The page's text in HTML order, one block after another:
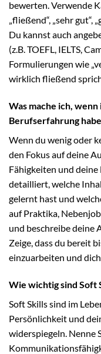
bewerten. Verwende
„fließend“, „sehr gut“,
Du kannst auch
(z.B. TOEFL, IELTS,
Formulierungen wie
wirklich fließend
Was mache ich,
Berufserfahrung
Wenn du wenig oder
den Fokus auf deine
Fähigkeiten und
detailliert, welche
gelernt hast und
auf Praktika,
und beschreibe deine
Zeige, dass du bereit
einzuarbeiten und
Wie wichtig sind Soft
Soft Skills sind im
Persönlichkeit und
widerspiegeln. Nenne